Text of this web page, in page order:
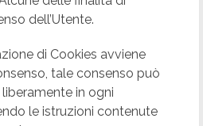
dell’Utente.
di Cookies avviene
tale consenso può
in ogni
le istruzioni contenute